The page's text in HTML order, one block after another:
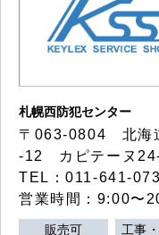
札幌西防犯センター
〒063-0804 北海
-12 カピテーヌ
TEL：011-641-
営業時間：9:00〜
販売可 工事